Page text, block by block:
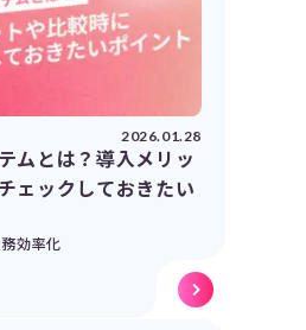
2026.01.28
ムとは？導入メリッ
ェックしておきたい
効率化